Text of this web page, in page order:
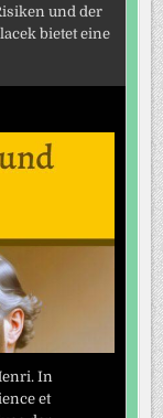
und der
bietet eine
In
et